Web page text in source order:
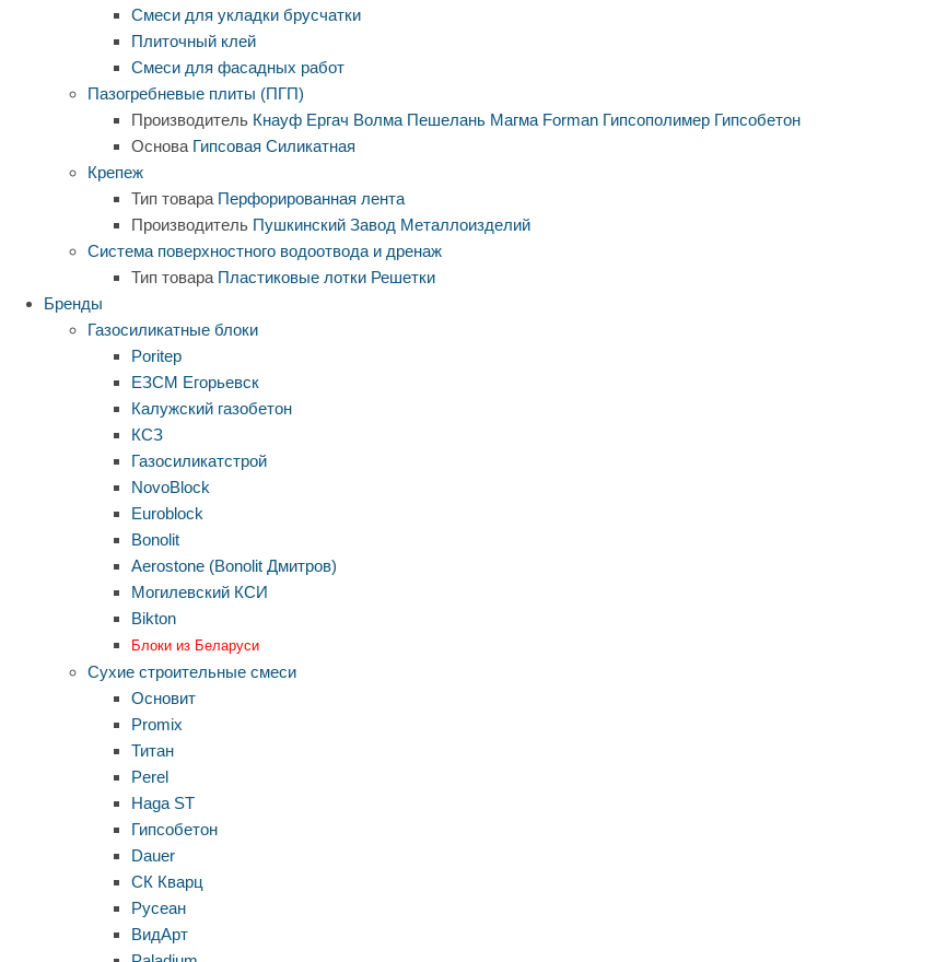
Смеси для укладки брусчатки
Плиточный клей
Смеси для фасадных работ
Пазогребневые плиты (ПГП)
Производитель Кнауф Ергач Волма Пешелань Магма Forman Гипсополимер Гипсобетон
Основа Гипсовая Силикатная
Крепеж
Тип товара Перфорированная лента
Производитель Пушкинский Завод Металлоизделий
Система поверхностного водоотвода и дренаж
Тип товара Пластиковые лотки Решетки
Бренды
Газосиликатные блоки
Poritep
ЕЗСМ Егорьевск
Калужский газобетон
КСЗ
Газосиликатстрой
NovoBlock
Euroblock
Bonolit
Aerostone (Bonolit Дмитров)
Могилевский КСИ
Bikton
Блоки из Беларуси
Сухие строительные смеси
Основит
Promix
Титан
Perel
Haga ST
Гипсобетон
Dauer
СК Кварц
Русеан
ВидАрт